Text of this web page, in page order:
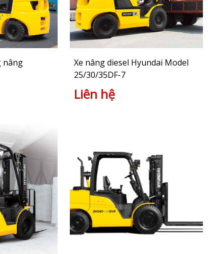
nâng
Xe nâng diesel Hyundai Model
25/30/35DF-7
Liên hệ